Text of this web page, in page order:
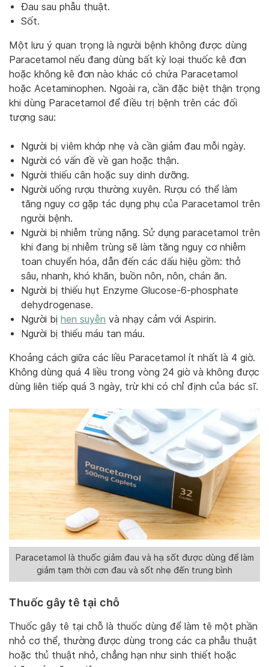
Đau sau phẫu thuật.
Sốt.
Một lưu ý quan trọng là người bệnh không được dùng
Paracetamol nếu đang dùng bất kỳ loại thuốc kê đơn
hoặc không kê đơn nào khác có chứa Paracetamol
hoặc Acetaminophen. Ngoài ra, cần đặc biệt thận trọng
khi dùng Paracetamol để điều trị bệnh trên các đối
tượng sau:
Người bị viêm khớp nhẹ và cần giảm đau mỗi ngày.
Người có vấn đề về gan hoặc thận.
Người thiếu cân hoặc suy dinh dưỡng.
Người uống rượu thường xuyên. Rượu có thể làm
tăng nguy cơ gặp tác dụng phụ của Paracetamol trên
người bệnh.
Người bị nhiễm trùng nặng. Sử dụng paracetamol trên
khi đang bị nhiễm trùng sẽ làm tăng nguy cơ nhiễm
toan chuyển hóa, dẫn đến các dấu hiệu gồm: thở
sâu, nhanh, khó khăn, buồn nôn, nôn, chán ăn.
Người bị thiếu hụt Enzyme Glucose-6-phosphate
dehydrogenase.
Người bị hen suyễn và nhạy cảm với Aspirin.
Người bị thiếu máu tan máu.
Khoảng cách giữa các liều Paracetamol ít nhất là 4 giờ.
Không dùng quá 4 liều trong vòng 24 giờ và không được
dùng liên tiếp quá 3 ngày, trừ khi có chỉ định của bác sĩ.
Paracetamol là thuốc giảm đau và hạ sốt được dùng để làm
giảm tạm thời cơn đau và sốt nhẹ đến trung bình
Thuốc gây tê tại chỗ
Thuốc gây tê tại chỗ là thuốc dùng để làm tê một phần
nhỏ cơ thể, thường được dùng trong các ca phẫu thuật
hoặc thủ thuật nhỏ, chẳng hạn như sinh thiết hoặc